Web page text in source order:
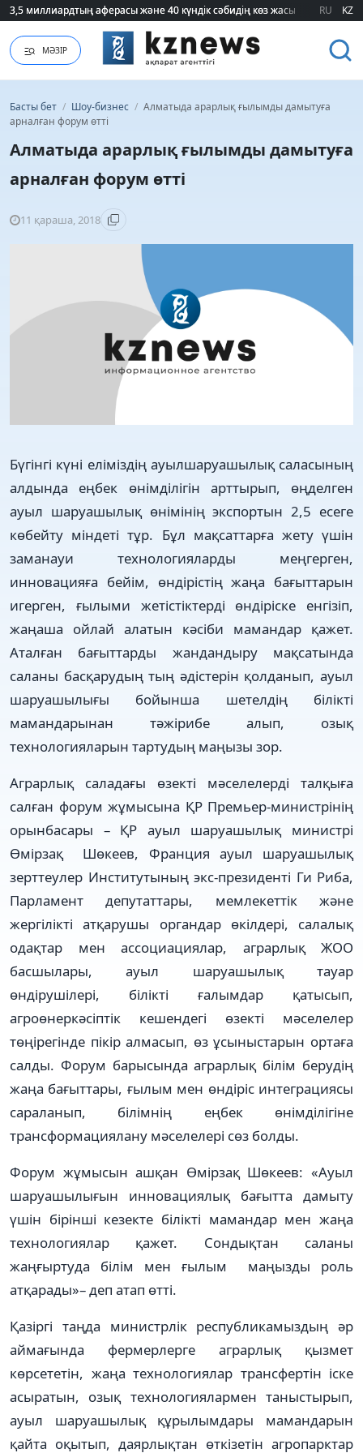
3,5 миллиардтың аферасы және 40 күндік сәбидің көз жасы:
3,5 миллиардтың аферасы және 40 күндік сәбидің көз жасы: RU KZ
МӘЗІР
Басты бет / Шоу-бизнес / Алматыда арарлық ғылымды дамытуға
арналған форум өтті
Алматыда арарлық ғылымды дамытуға
арналған форум өтті
11 қараша, 2018
Бүгінгі күні еліміздің ауылшаруашылық саласының
алдында еңбек өнімділігін арттырып, өңделген
ауыл шаруашылық өнімінің экспортын 2,5 есеге
көбейту міндеті тұр. Бұл мақсаттарға жету үшін
заманауи технологияларды меңгерген,
инновацияға бейім, өндірістің жаңа бағыттарын
игерген, ғылыми жетістіктерді өндіріске енгізіп,
жаңаша ойлай алатын кәсіби мамандар қажет.
Аталған бағыттарды жандандыру мақсатында
саланы басқарудың тың әдістерін қолданып, ауыл
шаруашылығы бойынша шетелдің білікті
мамандарынан тәжірибе алып, озық
технологияларын тартудың маңызы зор.
Аграрлық саладағы өзекті мәселелерді талқыға
салған форум жұмысына ҚР Премьер-министрінің
орынбасары – ҚР ауыл шаруашылық министрі
Өмірзақ Шөкеев, Франция ауыл шаруашылық
зерттеулер Институтының экс-президенті Ги Риба,
Парламент депутаттары, мемлекеттік және
жергілікті атқарушы органдар өкілдері, салалық
одақтар мен ассоциациялар, аграрлық ЖОО
басшылары, ауыл шаруашылық тауар
өндірушілері, білікті ғалымдар қатысып,
агроөнеркәсіптік кешендегі өзекті мәселелер
төңірегінде пікір алмасып, өз ұсыныстарын ортаға
салды. Форум барысында аграрлық білім берудің
жаңа бағыттары, ғылым мен өндіріс интеграциясы
сараланып, білімнің еңбек өнімділігіне
трансформациялану мәселелері сөз болды.
Форум жұмысын ашқан Өмірзақ Шөкеев: «Ауыл
шаруашылығын инновациялық бағытта дамыту
үшін бірінші кезекте білікті мамандар мен жаңа
технологиялар қажет. Сондықтан саланы
жаңғыртуда білім мен ғылым маңызды роль
атқарады»– деп атап өтті.
Қазіргі таңда министрлік республикамыздың әр
аймағында фермерлерге аграрлық қызмет
көрсететін, жаңа технологиялар трансфертін іске
асыратын, озық технологиялармен таныстырып,
ауыл шаруашылық құрылымдары мамандарын
қайта оқытып, даярлықтан өткізетін агропарктар